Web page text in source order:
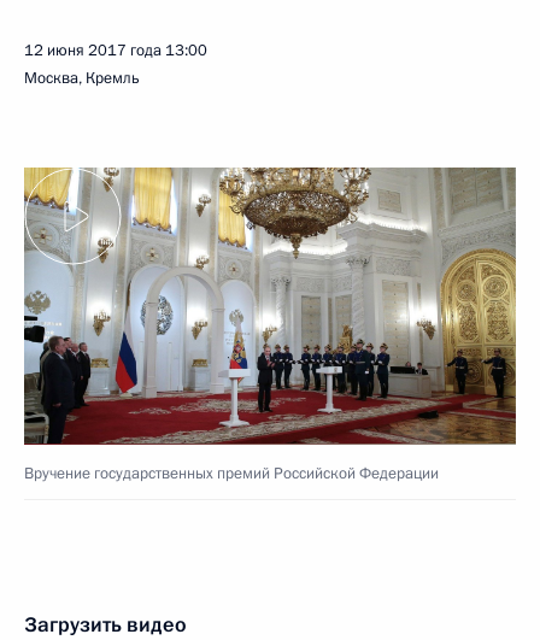
12 июня 2017 года 13:00
Москва, Кремль
Вручение государственных премий Российской Федерации
Загрузить видео